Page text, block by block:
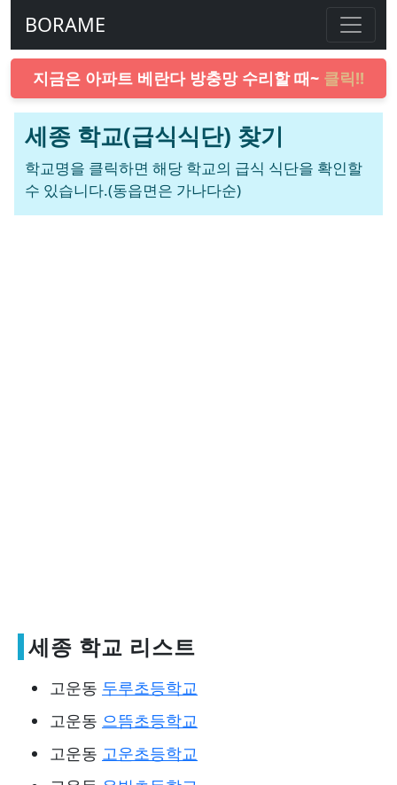
BORAME
지금은 아파트 베란다 방충망 수리할 때~ 클릭!!
세종 학교(급식식단) 찾기
학교명을 클릭하면 해당 학교의 급식 식단을 확인할
수 있습니다.(동읍면은 가나다순)
세종 학교 리스트
고운동 두루초등학교
고운동 으뜸초등학교
고운동 고운초등학교